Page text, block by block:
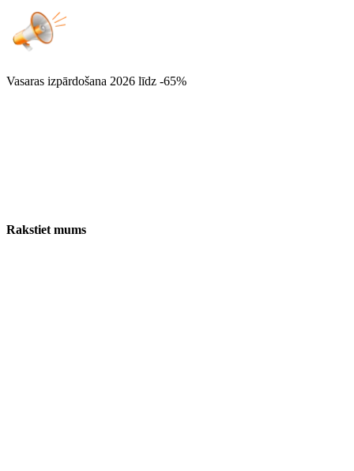
Vasaras izpārdošana 2026 līdz -65%
Rakstiet mums